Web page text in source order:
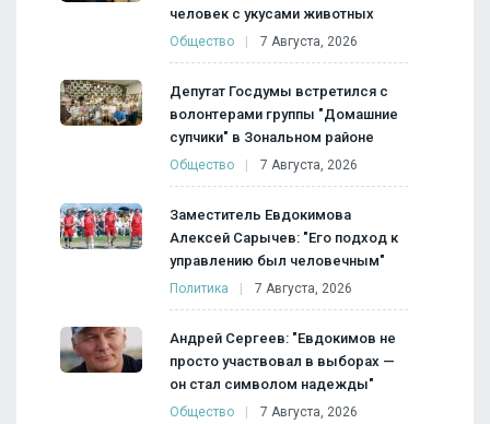
человек с укусами животных
Общество 7 Августа, 2026
Депутат Госдумы встретился с
волонтерами группы "Домашние
супчики" в Зональном районе
Общество 7 Августа, 2026
Заместитель Евдокимова
Алексей Сарычев: "Его подход к
управлению был человечным"
Политика 7 Августа, 2026
Андрей Сергеев: "Евдокимов не
просто участвовал в выборах —
он стал символом надежды"
Общество 7 Августа, 2026